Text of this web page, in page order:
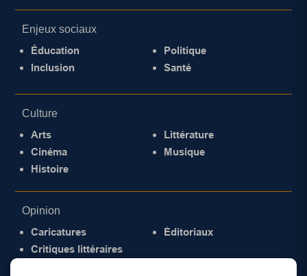
Enjeux sociaux
Éducation
Inclusion
Politique
Santé
Culture
Arts
Cinéma
Histoire
Littérature
Musique
Opinion
Caricatures
Critiques littéraires
Éditoriaux